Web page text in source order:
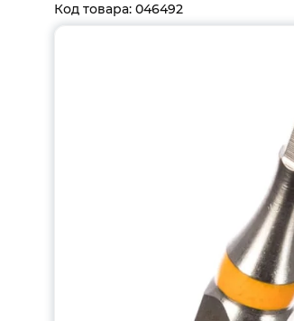
Код товара: 046492